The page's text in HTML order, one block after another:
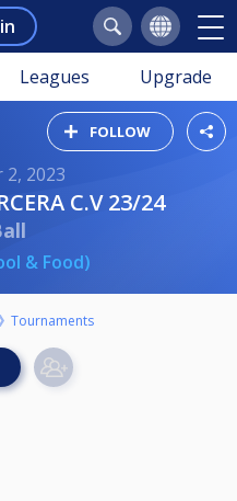
Leagues Upgrade
FOLLOW
2, 2023
C.V 23/24
& Food)
Tournaments